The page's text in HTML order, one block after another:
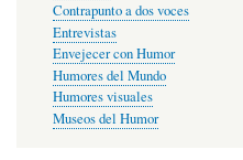
Contrapunto a dos voces
Entrevistas
Envejecer con Humor
Humores del Mundo
Humores visuales
Museos del Humor